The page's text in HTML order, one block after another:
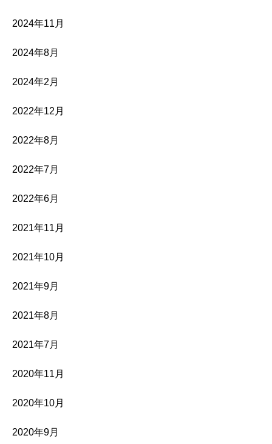
2024年11月
2024年8月
2024年2月
2022年12月
2022年8月
2022年7月
2022年6月
2021年11月
2021年10月
2021年9月
2021年8月
2021年7月
2020年11月
2020年10月
2020年9月